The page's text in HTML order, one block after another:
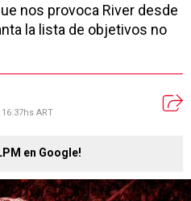
nos provoca River desde
la lista de objetivos no
ART
en Google!